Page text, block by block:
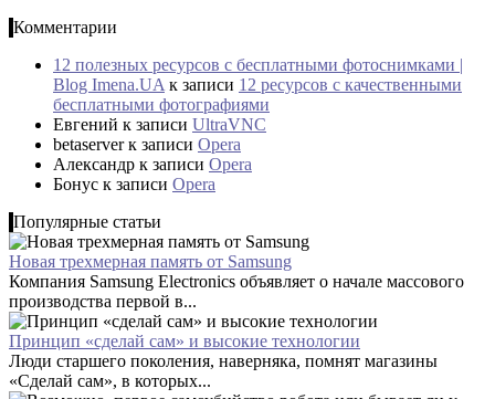
Комментарии
12 полезных ресурсов с бесплатными фотоснимками |
Blog Imena.UA к записи 12 ресурсов с качественными
бесплатными фотографиями
Евгений к записи UltraVNC
betaserverк записи Opera
Александр к записи Opera
Бонус к записи Opera
Популярные статьи
Новая трехмерная память от Samsung
Компания Samsung Electronics объявляет о начале массового
производства первой в...
Принцип «сделай сам» и высокие технологии
Люди старшего поколения, наверняка, помнят магазины
«Сделай сам», в которых...